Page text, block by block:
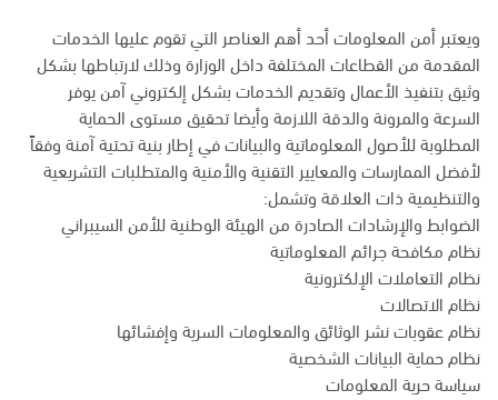
ويعتبر أمن المعلومات أحد أهم العناصر التي تقوم عليها الخدمات
المقدمة من القطاعات المختلفة داخل الوزارة وذلك لارتباطها بشكل
وثيق بتنفيذ الأعمال وتقديم الخدمات بشكل إلكتروني آمن يوفر
السرعة والمرونة والدقة اللازمة وأيضا تحقيق مستوى الحماية
المطلوبة للأصول المعلوماتية والبيانات في إطار بنية تحتية آمنة وفقاً
لأفضل الممارسات والمعايير التقنية والأمنية والمتطلبات التشريعية
والتنظيمية ذات العلاقة وتشمل:
الضوابط والإرشادات الصادرة من الهيئة الوطنية للأمن السيبراني
نظام مكافحة جرائم المعلوماتية
نظام التعاملات الإلكترونية
نظام الاتصالات
نظام عقوبات نشر الوثائق والمعلومات السرية وإفشائها
نظام حماية البيانات الشخصية
سياسة حرية المعلومات